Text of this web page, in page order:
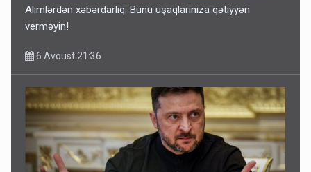
Alimlərdən xəbərdarlıq: Bunu uşaqlarınıza qətiyyən
verməyin!
6 Avqust 21:36